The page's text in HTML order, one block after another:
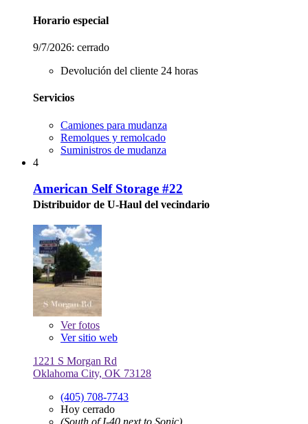
Horario especial
9/7/2026: cerrado
Devolución del cliente 24 horas
Servicios
Camiones para mudanza
Remolques y remolcado
Suministros de mudanza
4
American Self Storage #22
Distribuidor de U-Haul del vecindario
Verfotos
Ver sitio web
1221 S Morgan Rd
Oklahoma City, OK 73128
(405) 708-7743
Hoy cerrado
(South of I-40 next to Sonic)